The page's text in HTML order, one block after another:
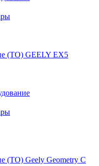
(ТО) GEELY EX5
(ТО) Geely Geometry C